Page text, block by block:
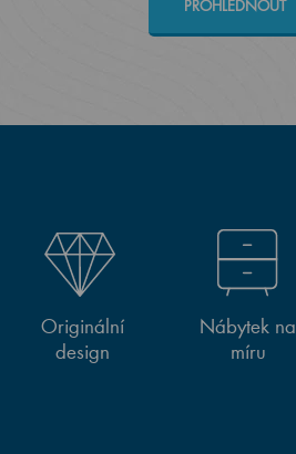
PROHLÉDNOUT
Originální
design
Nábytek na
míru